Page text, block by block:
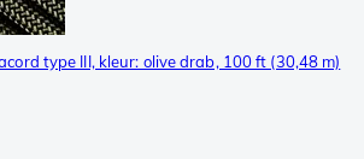
type III, kleur: olive drab, 100 ft (30,48 m)